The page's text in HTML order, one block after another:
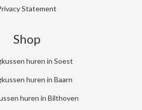
Statement
Shop
huren in Soest
huren in Baarn
huren in Bilthoven